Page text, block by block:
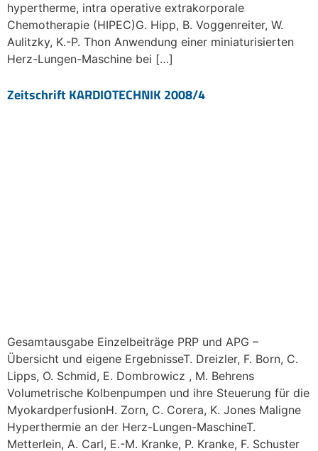
hypertherme, intra operative extrakorporale
Chemotherapie (HIPEC)G. Hipp, B. Voggenreiter, W.
Aulitzky, K.-P. Thon Anwendung einer miniaturisierten
Herz-Lungen-Maschine bei […]
Zeitschrift KARDIOTECHNIK 2008/4
Gesamtausgabe Einzelbeiträge PRP und APG –
Übersicht und eigene ErgebnisseT. Dreizler, F. Born, C.
Lipps, O. Schmid, E. Dombrowicz , M. Behrens
Volumetrische Kolbenpumpen und ihre Steuerung für die
MyokardperfusionH. Zorn, C. Corera, K. Jones Maligne
Hyperthermie an der Herz-Lungen-MaschineT.
Metterlein, A. Carl, E.-M. Kranke, P. Kranke, F. Schuster